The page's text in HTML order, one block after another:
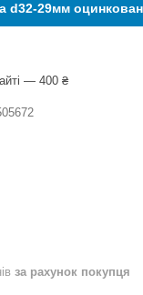
d32-29мм
— 400 ₴
за рахунок покупця